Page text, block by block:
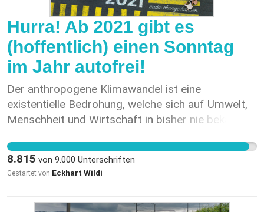
Hurra! Ab 2021 gibt es
(hoffentlich) einen Sonntag
im Jahr autofrei!
Der anthropogene Klimawandel ist eine
existentielle Bedrohung, welche sich auf Umwelt,
Menschheit und Wirtschaft in bisher nie bekannter
IPCC Berichte für politische Meinungsbildung
(https://www.de-ipcc.de/). Die Lösung für eine
8.815 von 9.000 Unterschriften
Gestartet von Eckhart Wildi